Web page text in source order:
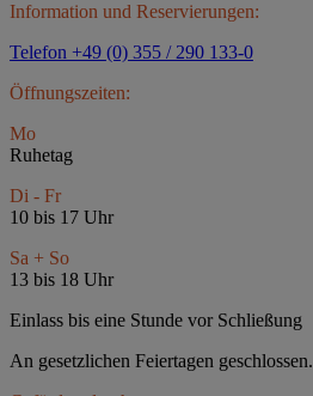
Information und Reservierungen:
Telefon +49 (0) 355 / 290 133-0
Öffnungszeiten:
Mo
Ruhetag
Di - Fr
10 bis 17 Uhr
Sa + So
13 bis 18 Uhr
Einlass bis eine Stunde vor Schließung
An gesetzlichen Feiertagen geschlossen.